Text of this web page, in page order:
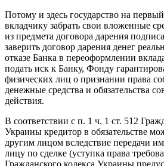
Потому и здесь государство на первый
вкладчику забрать свои вложенные
из предмета договора дарения
заверить договор дарения денег
отказе Банка в переоформлении
подать иск к Банку, Фонду
физических лиц о признании права
денежные средства и обязательства
действия.
В соответствии с п. 1 ч. 1 ст. 512
Украины кредитор в обязательстве
другим лицом вследствие передачи
лицу по сделке (уступка права
Гражданского кодекса Украины